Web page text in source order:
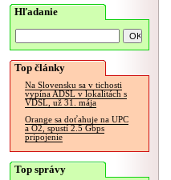
Hľadanie
Top články
Na Slovensku sa v tichosti
vypína ADSL v lokalitách s
VDSL, už 31. mája
Orange sa doťahuje na UPC
a O2, spustí 2.5 Gbps
pripojenie
Top správy